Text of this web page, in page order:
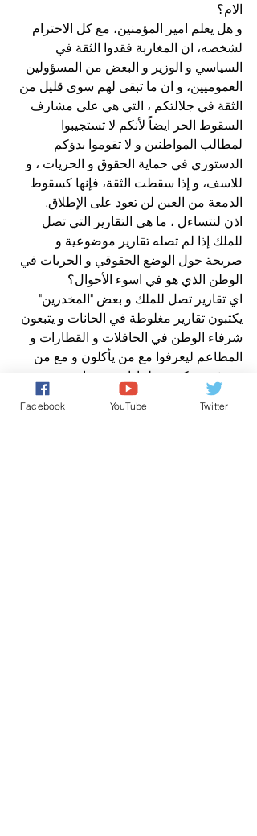
الام؟
و هل يعلم امير المؤمنين، مع كل الاحترام
لشخصه، ان المغاربة فقدوا الثقة في
السياسي و الوزير و البعض من المسؤولين
العموميين، و ان ما تبقى لهم سوى قليل من
الثقة في جلالتكم ، التي هي على مشارف
السقوط الحر ايضاً لأنكم لا تستجيبوا
لمطالب المواطنين و لا تقوموا بدؤكم
الدستوري في حماية الحقوق و الحريات ، و
للاسف، و إذا سقطت الثقة، فإنها كسقوط
الدمعة من العين لن تعود على الإطلاق.
اذن لنتساءل ، ما هي التقارير التي تصل
للملك إذا لم تصله تقارير موضوعية و
صريحة حول الوضع الحقوقي و الحريات في
الوطن الذي هو في اسوء الأحوال؟
اي تقارير تصل للملك و بعض "المخدرين"
يكتبون تقارير مغلوطة في الحانات و يتبعون
شرفاء الوطن في الحافلات و القطارات و
المطاعم ليعرفوا مع من يأكلون و مع من
يتحدثون و كيف و لماذا… حتى اصبح
المواطن لا يثق في اقرب المقربين اليه؟
لماذا لم تكتب التقارير حول اسباب طلب
Facebook YouTube Twitter